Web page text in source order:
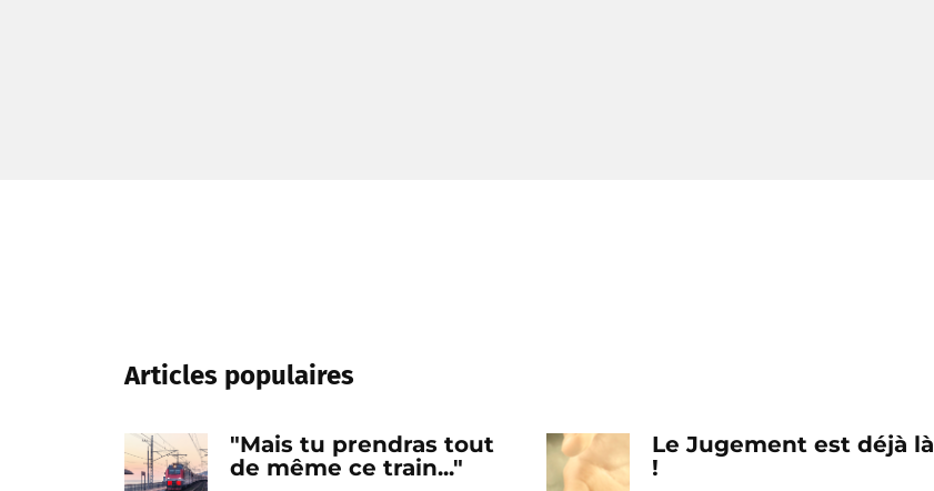
Articles populaires
"Mais tu prendras tout
de même ce train..."
Le Jugement est déjà là
!